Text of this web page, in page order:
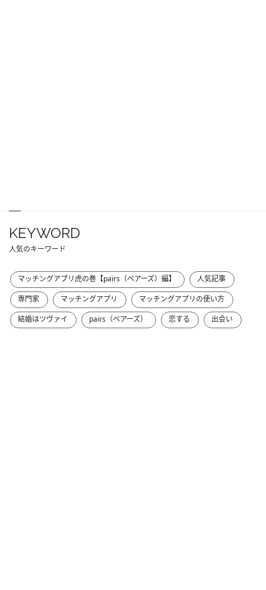
KEYWORD
人気のキーワード
マッチングアプリ虎の巻【pairs（ペアーズ）編】
人気記事
専門家
マッチングアプリ
マッチングアプリの使い方
結婚はツヴァイ
pairs（ペアーズ） 恋する 出会い